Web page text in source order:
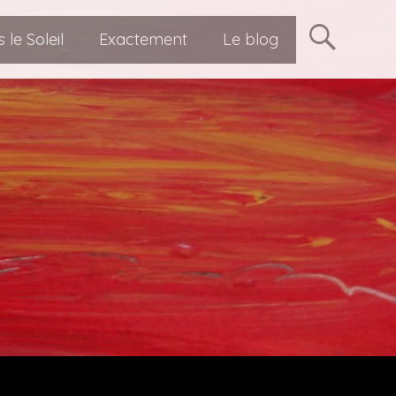
personnel Bruxelles
le Soleil Exactement Le blog